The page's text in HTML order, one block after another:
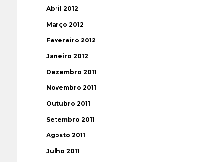
Abril 2012
Março 2012
Fevereiro 2012
Janeiro 2012
Dezembro 2011
Novembro 2011
Outubro 2011
Setembro 2011
Agosto 2011
Julho 2011